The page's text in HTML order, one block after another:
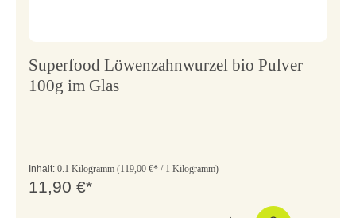
Superfood Löwenzahnwurzel bio Pulver
100g im Glas
Inhalt: 0.1 Kilogramm (119,00 €* / 1 Kilogramm)
11,90 €*